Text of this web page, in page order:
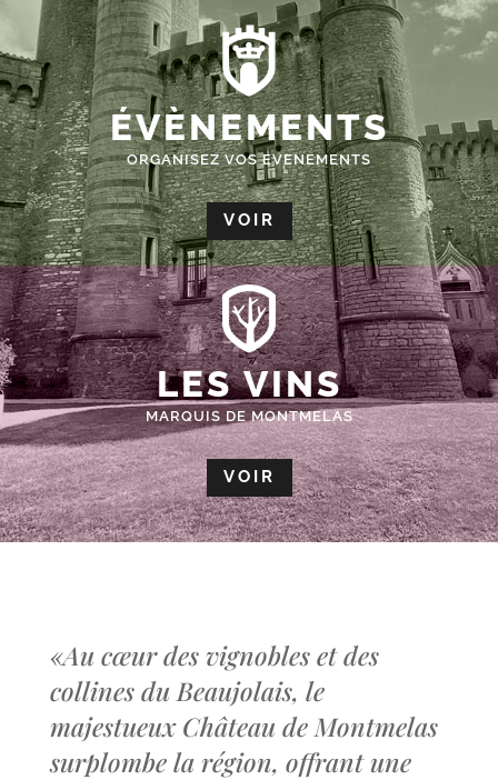
ÉVÈNEMENTS
ORGANISEZ VOS EVENEMENTS
VOIR
LES VINS
MARQUIS DE MONTMELAS
VOIR
«Au cœur des vignobles et des
collines du Beaujolais, le
majestueux Château de Montmelas
surplombe la région, offrant une